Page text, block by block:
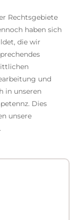
Rechtsgebiete
haben sich
die wir
und
in unseren
Dies
unsere